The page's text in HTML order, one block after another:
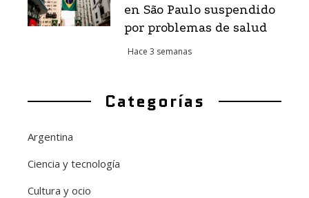
en São Paulo suspendido
por problemas de salud
Hace 3 semanas
Categorías
Argentina
Ciencia y tecnología
Cultura y ocio